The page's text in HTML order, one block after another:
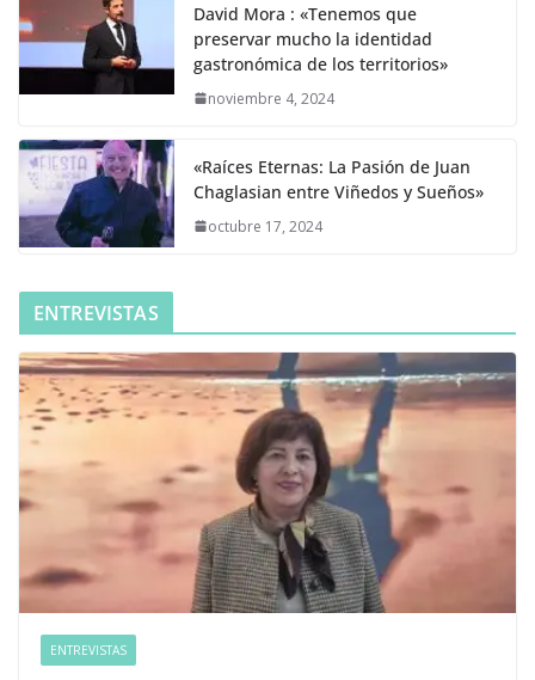
David Mora : «Tenemos que
preservar mucho la identidad
gastronómica de los territorios»
noviembre 4, 2024
«Raíces Eternas: La Pasión de Juan
Chaglasian entre Viñedos y Sueños»
octubre 17, 2024
ENTREVISTAS
ENTREVISTAS